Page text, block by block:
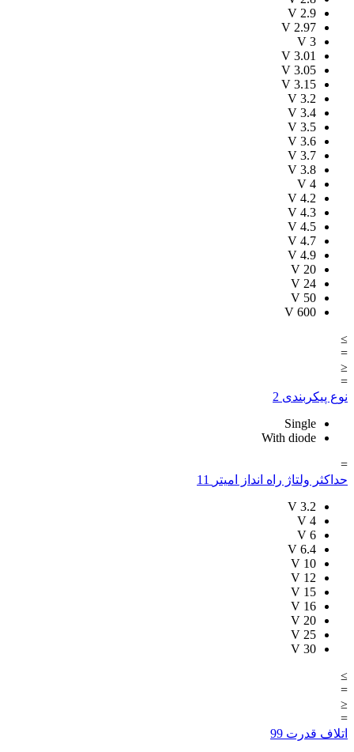
2.9
V
2.97
V
3
V
3.01
V
3.05
V
3.15
V
3.2
V
3.4
V
3.5
V
3.6
V
3.7
V
3.8
V
4
V
4.2
V
4.3
V
4.5
V
4.7
V
4.9
V
20
V
24
V
50
V
600
V
≥
=
≤
=
نوع پیکربندی 2
Single
With diode
=
حداکثر ولتاژ راه انداز امیتر
11
3.2
V
4
V
6
V
6.4
V
10
V
12
V
15
V
16
V
20
V
25
V
30
V
≥
=
≤
=
اتلاف قدرت 99